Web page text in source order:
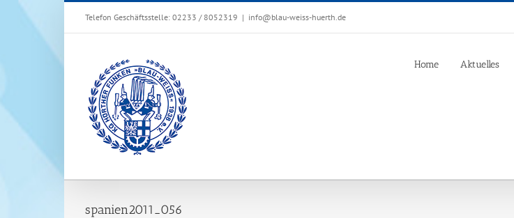
Telefon Geschäftsstelle: 02233 / 8052319 | info@blau-weiss-huerth.de
Home Aktuelles
spanien2011_056